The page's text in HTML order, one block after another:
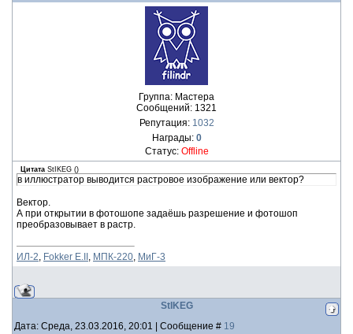
Группа: Мастера
Сообщений: 1321
Репутация: 1032
Награды: 0
Статус: Offline
Цитата StIKEG ()
в иллюстратор выводится растровое изображение или вектор?
Вектор.
А при открытии в фотошопе задаёшь разрешение и фотошоп
преобразовывает в растр.
ИЛ-2, Fokker E.II , МПК-220, МиГ-3
StIKEG
Дата: Среда, 23.03.2016, 20:01 | Сообщение # 19